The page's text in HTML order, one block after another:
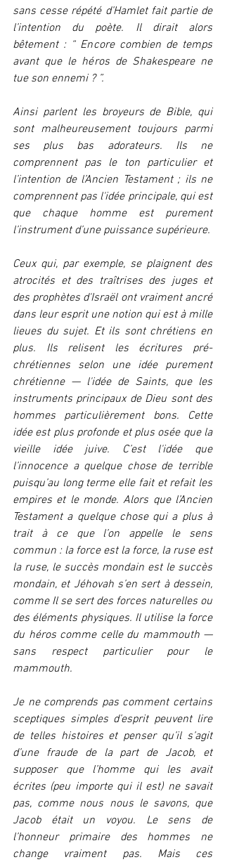
sans cesse répété d’Hamlet fait partie de
l’intention du poète. Il dirait alors
bêtement : “ Encore combien de temps
avant que le héros de Shakespeare ne
tue son ennemi ? ”.
Ainsi parlent les broyeurs de Bible, qui
sont malheureusement toujours parmi
ses plus bas adorateurs. Ils ne
comprennent pas le ton particulier et
l’intention de l’Ancien Testament ; ils ne
comprennent pas l'idée principale, qui est
que chaque homme est purement
l’instrument d’une puissance supérieure.
Ceux qui, par exemple, se plaignent des
atrocités et des traîtrises des juges et
des prophètes d'Israël ont vraiment ancré
dans leur esprit une notion qui est à mille
lieues du sujet. Et ils sont chrétiens en
plus. Ils relisent les écritures pré-
chrétiennes selon une idée purement
chrétienne — l'idée de Saints, que les
instruments principaux de Dieu sont des
hommes particulièrement bons. Cette
idée est plus profonde et plus osée que la
vieille idée juive. C’est l'idée que
l’innocence a quelque chose de terrible
puisqu’au long terme elle fait et refait les
empires et le monde. Alors que l’Ancien
Testament a quelque chose qui a plus à
trait à ce que l’on appelle le sens
commun : la force est la force, la ruse est
la ruse, le succès mondain est le succès
mondain, et Jéhovah s’en sert à dessein,
comme Il se sert des forces naturelles ou
des éléments physiques. Il utilise la force
du héros comme celle du mammouth —
sans respect particulier pour le
mammouth.
Je ne comprends pas comment certains
sceptiques simples d’esprit peuvent lire
de telles histoires et penser qu’il s’agit
d’une fraude de la part de Jacob, et
supposer que l’homme qui les avait
écrites (peu importe qui il est) ne savait
pas, comme nous nous le savons, que
Jacob était un voyou. Le sens de
l’honneur primaire des hommes ne
change vraiment pas. Mais ces